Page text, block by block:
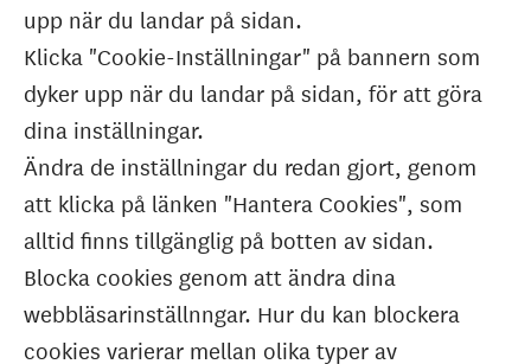
upp när du landar på sidan.
Klicka "Cookie-Inställningar" på bannern som
dyker upp när du landar på sidan, för att göra
dina inställningar.
Ändra de inställningar du redan gjort, genom
att klicka på länken "Hantera Cookies", som
alltid finns tillgänglig på botten av sidan.
Blocka cookies genom att ändra dina
webbläsarinställnngar. Hur du kan blockera
cookies varierar mellan olika typer av